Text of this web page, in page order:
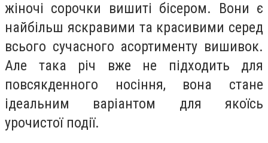
жіночі сорочки вишиті бісером. Вони є
найбільш яскравими та красивими серед
всього сучасного асортименту вишивок.
Але така річ вже не підходить для
повсякденного носіння, вона стане
ідеальним варіантом для якоїсь
урочистої події.